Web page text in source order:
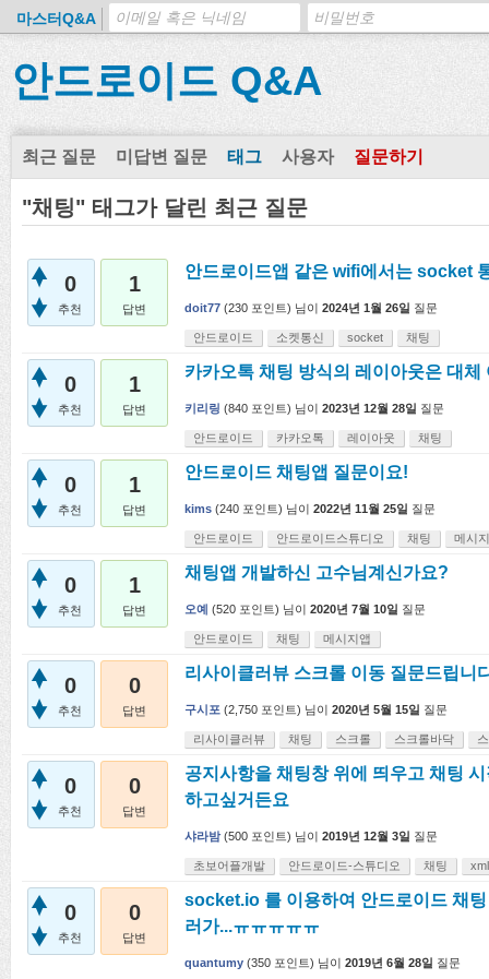
마스터Q&A
안드로이드 Q&A
최근 질문 미답변 질문 태그 사용자 질문하기
"채팅" 태그가 달린 최근 질문
0
추천
1
답변
안드로이드앱 같은 wifi에서는 socket
doit77 (230 포인트) 님이 2024년 1월 26일 질문
안드로이드 소켓통신 socket 채팅
0
추천
1
답변
카카오톡 채팅 방식의 레이아웃은 대
키리링 (840 포인트) 님이 2023년 12월 28일 질문
안드로이드 카카오톡 레이아웃 채팅
0
추천
1
답변
안드로이드 채팅앱 질문이요!
kims (240 포인트) 님이 2022년 11월 25일 질문
안드로이드 안드로이드스튜디오 채팅 메시
0
추천
1
답변
채팅앱 개발하신 고수님계신가요?
오예 (520 포인트) 님이 2020년 7월 10일 질문
안드로이드 채팅 메시지앱
0
추천
0
답변
리사이클러뷰 스크롤 이동 질문드립니
구시포 (2,750 포인트) 님이 2020년 5월 15일 질문
리사이클러뷰 채팅 스크롤 스크롤바닥
0
추천
0
답변
공지사항을 채팅창 위에 띄우고 채팅
하고싶거든요
샤라밤 (500 포인트) 님이 2019년 12월 3일 질문
초보어플개발 안드로이드-스튜디오 채팅 xml
0
추천
0
답변
socket.io 를 이용하여 안드로이드 채
러가...ㅠㅠㅠㅠㅠ
quantumy (350 포인트) 님이 2019년 6월 28일 질문